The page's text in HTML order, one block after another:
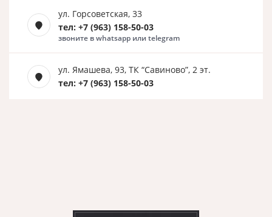
ул. Горсоветская, 33
тел: +7 (963) 158-50-03
звоните в whatsapp или telegram
ул. Ямашева, 93, ТК “Савиново”, 2 эт.
тел: +7 (963) 158-50-03